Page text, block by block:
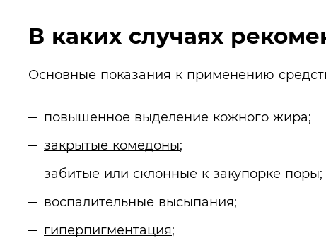
В каких случаях
Основные показания к применению
повышенное выделение кожного жира;
закрытые комедоны;
забитые или склонные к закупорке поры;
воспалительные высыпания;
гиперпигментация;